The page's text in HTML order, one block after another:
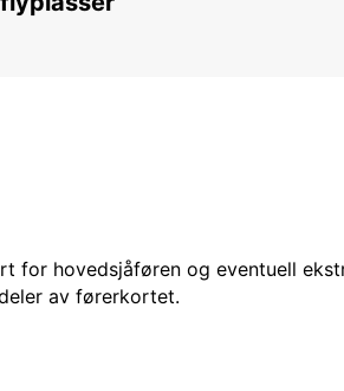
for hovedsjåføren og eventuell
av førerkortet.